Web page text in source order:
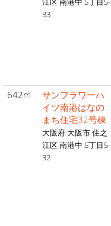
33
642m
サンフラワーハ
イツ南港はなの
まち住宅32号棟
大阪府 大阪市 住之
江区 南港中 5丁目5-
32